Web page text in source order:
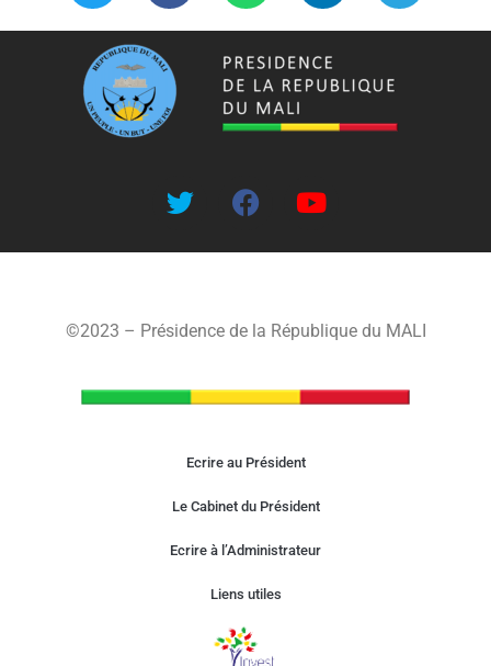
©2023 – Présidence de la République du MALI
Ecrire au Président
Le Cabinet du Président
Ecrire à l’Administrateur
Liens utiles